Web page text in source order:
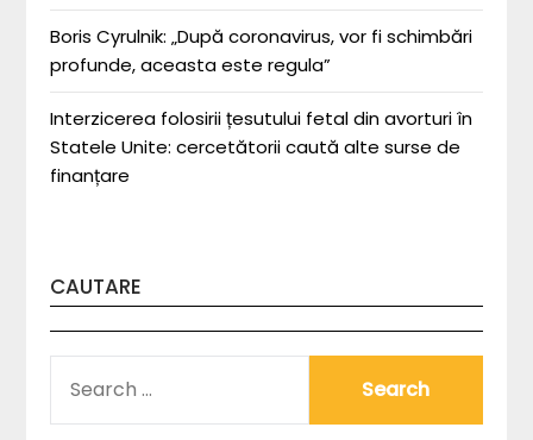
Boris Cyrulnik: „După coronavirus, vor fi schimbări
profunde, aceasta este regula”
Interzicerea folosirii țesutului fetal din avorturi în
Statele Unite: cercetătorii caută alte surse de
finanțare
CAUTARE
FOR: